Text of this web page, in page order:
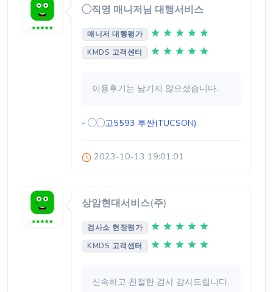
◯직영 매니저님 대행서비스
매니저 대행평가
KMDS 고객센터
이용후기는 남기지 않으셨습니다.
- ◯◯고5593 투싼(TUCSON)
2023-10-13 19:01:01
상암현대서비스(주)
검사소 현장평가
KMDS 고객센터
신속하고 친절한 검사 감사드립니다.